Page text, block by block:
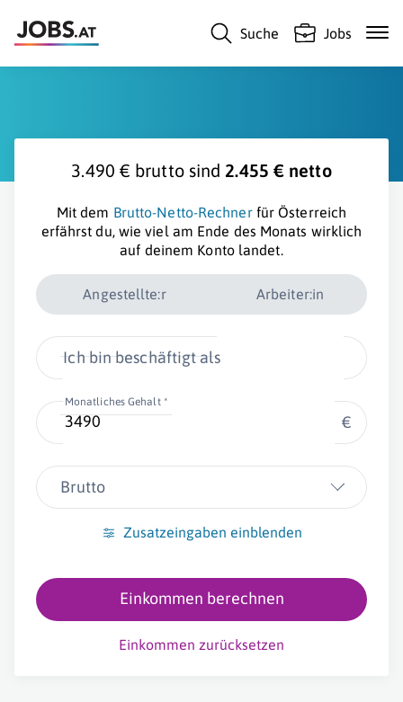
Suche Jobs
3.490 € brutto sind2.455 € netto
Mit dem Brutto-Netto-Rechnerfür Österreich
erfährst du, wie viel am Ende des Monats wirklich
auf deinem Konto landet.
Angestellte:r Arbeiter:in
Ich bin beschäftigt als
Monatliches Gehalt *
€
Brutto
Zusatzeingaben einblenden
Einkommen berechnen
Einkommen zurücksetzen